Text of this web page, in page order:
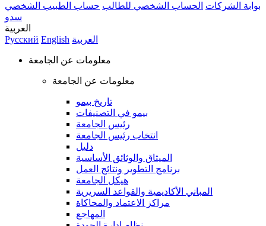
بوابة الشركات الحساب الشخصي للطالب حساب الطبيب الشخصي
سدو
العربية
Русский English العربية
معلومات عن الجامعة
معلومات عن الجامعة
تاريخ بيمو
بيمو في التصنيفات
رئيس الجامعة
انتخاب رئيس الجامعة
دليل
الميثاق والوثائق الأساسية
برنامج التطوير ونتائج العمل
هيكل الجامعة
المباني الأكاديمية والقواعد السريرية
مراكز الاعتماد والمحاكاة
المهاجع